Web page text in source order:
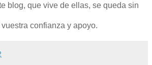
blog, que vive de ellas, se queda sin
confianza y apoyo.